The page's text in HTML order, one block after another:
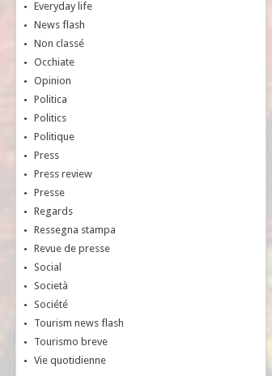
Everyday life
News flash
Non classé
Occhiate
Opinion
Politica
Politics
Politique
Press
Press review
Presse
Regards
Ressegna stampa
Revue de presse
Social
Società
Société
Tourism news flash
Tourismo breve
Vie quotidienne